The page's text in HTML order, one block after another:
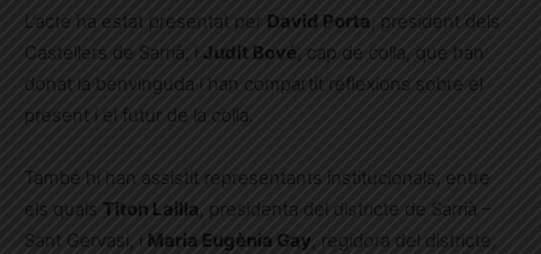
L’acte ha estat presentat per David Porta , president dels
Castellers de Sarrià, i Judit Bové, cap de colla, que han
donat la benvinguda i han compartit reflexions sobre el
present i el futur de la colla.
També hi han assistit representants institucionals, entre
els quals Titon Lailla, presidenta del districte de Sarrià –
Sant Gervasi, i Maria Eugènia Gay, regidora del districte,